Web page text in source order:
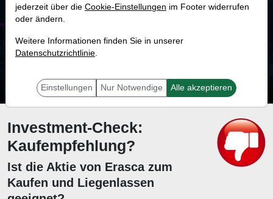
MONKEY-TRADER INDIKATOR
90.1 %
Mit 90.1 % Wahrscheinlichkeit wird selbst der unglücklichst agierende Trader
Investment-Check:
Kaufempfehlung?
Ist die Aktie von Erasca zum
Kaufen und Liegenlassen
jederzeit über die Cookie-Einstellungen im Footer widerrufen
oder ändern.
Weitere Informationen finden Sie in unserer
Datenschutzrichtlinie.
Einstellungen Nur Notwendige Alle akzeptieren